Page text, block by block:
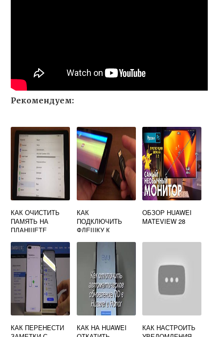
Рекомендуем:
КАК ОЧИСТИТЬ
ПАМЯТЬ НА
ПЛАНШЕТЕ
MEDIAPAD T5
КАК
ПОДКЛЮЧИТЬ
ФЛЕШКУ К
HUAWEI
ОБЗОР HUAWEI
MATEVIEW 28
КАК ПЕРЕНЕСТИ
КАК НА HUAWEI
КАК НАСТРОИТЬ